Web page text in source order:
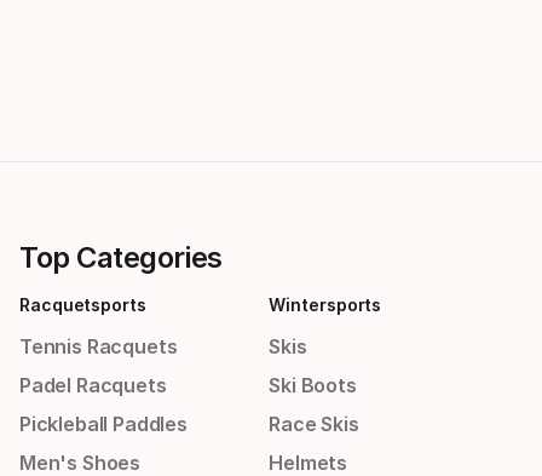
Top Categories
Racquetsports
Tennis Racquets
Padel Racquets
Pickleball Paddles
Men's Shoes
Wintersports
Skis
Ski Boots
Race Skis
Helmets